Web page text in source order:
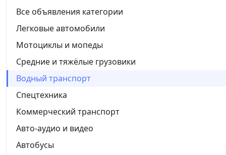
Все объявления категории
Легковые автомобили
Мотоциклы и мопеды
Средние и тяжёлые грузовики
Водный транспорт
Спецтехника
Коммерческий транспорт
Авто-аудио и видео
Автобусы